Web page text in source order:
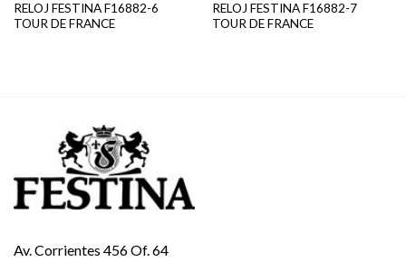
RELOJ FESTINA F16882-6
TOUR DE FRANCE
RELOJ FESTINA F16882-7
TOUR DE FRANCE
Av. Corrientes 456 Of. 64